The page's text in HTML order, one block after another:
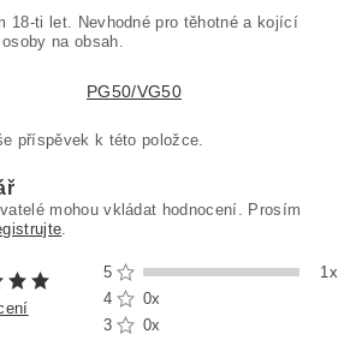
18-ti let. Nevhodné pro těhotné a kojící
na obsah.
PG50/VG50
příspěvek k této položce.
mohou vkládat hodnocení. Prosím
5
1x
4
0x
3
0x